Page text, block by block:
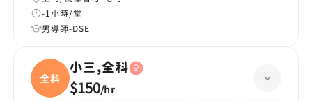
-1小時/堂
男導師-DSE
全科
小三,全科
$150/hr